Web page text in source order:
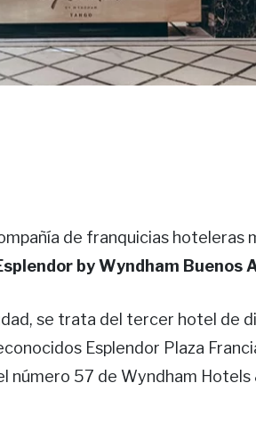
de franquicias hoteleras
by Wyndham Buenos
se trata del tercer hotel de
Esplendor Plaza
número 57 de Wyndham